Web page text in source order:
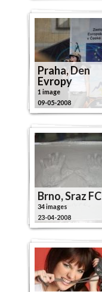
Praha, Den
Evropy
1 image
09-05-2008
Brno, Sraz FC
34 images
23-04-2008